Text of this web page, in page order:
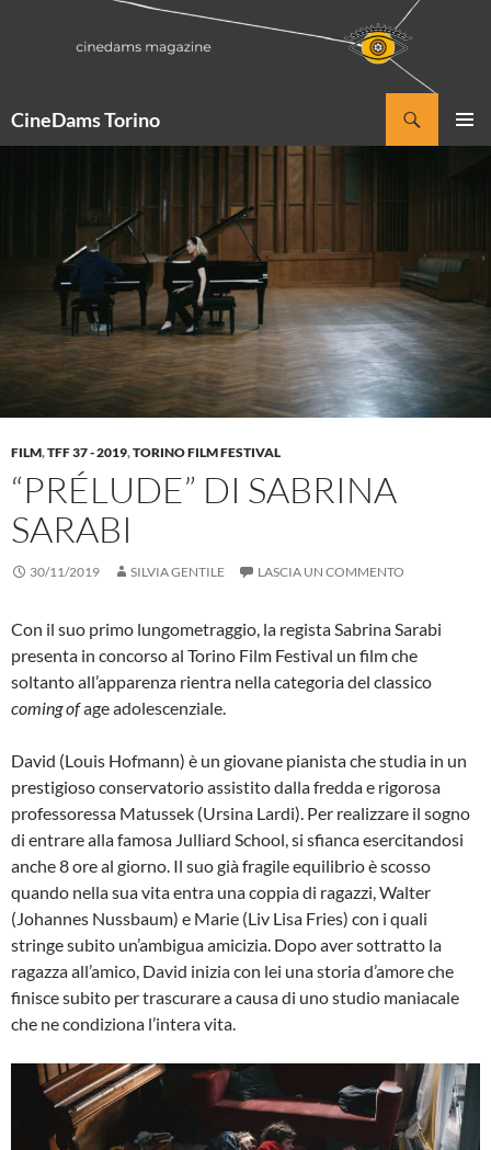
CineDams Torino
FILM,TFF 37 - 2019,TORINO FILM FESTIVAL
“PRÉLUDE” DI SABRINA
SARABI
30/11/2019 SILVIA GENTILE LASCIA UN COMMENTO
Con il suo primo lungometraggio, la regista Sabrina Sarabi
presenta in concorso al Torino Film Festival un film che
soltanto all’apparenza rientra nella categoria del classico
coming ofage adolescenziale.
David (Louis Hofmann) è un giovane pianista che studia in un
prestigioso conservatorio assistito dalla fredda e rigorosa
professoressa Matussek (Ursina Lardi). Per realizzare il sogno
di entrare alla famosa Julliard School, si sfianca esercitandosi
anche 8 ore al giorno. Il suo già fragile equilibrio è scosso
quando nella sua vita entra una coppia di ragazzi, Walter
(Johannes Nussbaum) e Marie (Liv Lisa Fries) con i quali
stringe subito un’ambigua amicizia. Dopo aver sottratto la
ragazza all’amico, David inizia con lei una storia d’amore che
finisce subito per trascurare a causa di uno studio maniacale
che ne condiziona l’intera vita.